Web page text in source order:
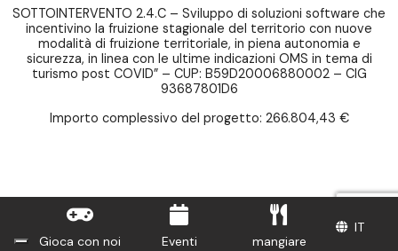
Gioca con noi Eventi mangiare
IT
Gioca con noi Eventi mangiare
IT
SOTTOINTERVENTO 2.4.C – Sviluppo di soluzioni software che
incentivino la fruizione stagionale del territorio con nuove
modalità di fruizione territoriale, in piena autonomia e
sicurezza, in linea con le ultime indicazioni OMS in tema di
turismo post COVID” – CUP: B59D20006880002 – CIG
93687801D6
Importo complessivo del progetto: 266.804,43 €